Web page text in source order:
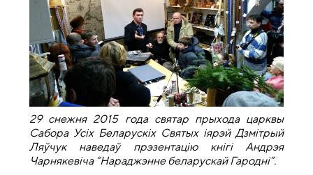
29 снежня 2015 года cвятар прыхода царквы
Сабора Усіх Беларускіх Святых іярэй Дзмітрый
Ляўчук наведаў прэзентацію кнігі Андрэя
Чарнякевіча “Нараджэнне беларускай Гародні”.